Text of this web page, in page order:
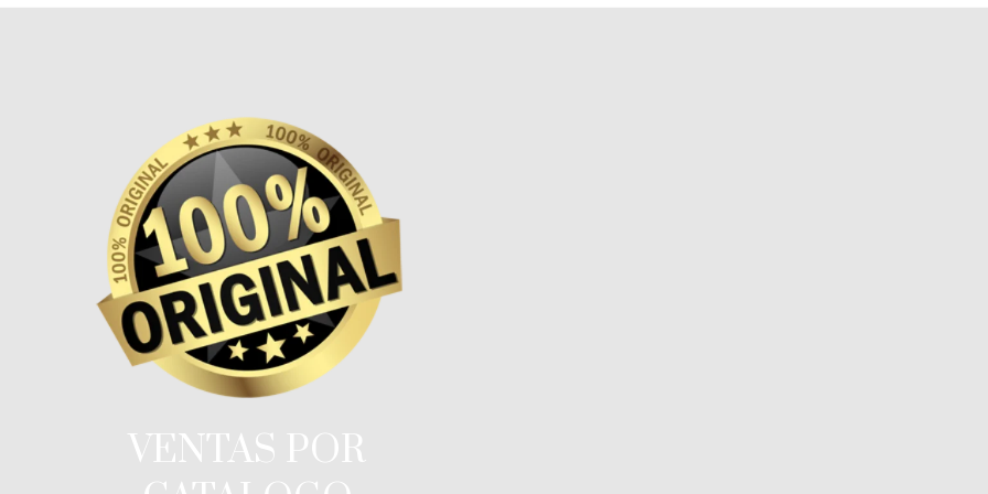
VENTAS POR